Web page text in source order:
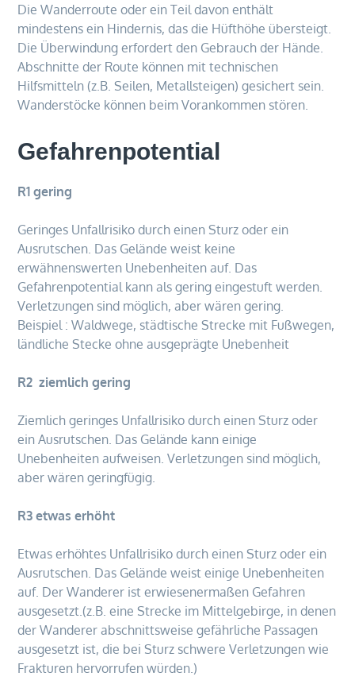
Die Wanderroute oder ein Teil davon enthält
mindestens ein Hindernis, das die Hüfthöhe übersteigt.
Die Überwindung erfordert den Gebrauch der Hände.
Abschnitte der Route können mit technischen
Hilfsmitteln (z.B. Seilen, Metallsteigen) gesichert sein.
Wanderstöcke können beim Vorankommen stören.
Gefahrenpotential
R1 gering
Geringes Unfallrisiko durch einen Sturz oder ein
Ausrutschen. Das Gelände weist keine
erwähnenswerten Unebenheiten auf. Das
Gefahrenpotential kann als gering eingestuft werden.
Verletzungen sind möglich, aber wären gering.
Beispiel : Waldwege, städtische Strecke mit Fußwegen,
ländliche Stecke ohne ausgeprägte Unebenheit
R2 ziemlich gering
Ziemlich geringes Unfallrisiko durch einen Sturz oder
ein Ausrutschen. Das Gelände kann einige
Unebenheiten aufweisen. Verletzungen sind möglich,
aber wären geringfügig.
R3 etwas erhöht
Etwas erhöhtes Unfallrisiko durch einen Sturz oder ein
Ausrutschen. Das Gelände weist einige Unebenheiten
auf. Der Wanderer ist erwiesenermaßen Gefahren
ausgesetzt.(z.B. eine Strecke im Mittelgebirge, in denen
der Wanderer abschnittsweise gefährliche Passagen
ausgesetzt ist, die bei Sturz schwere Verletzungen wie
Frakturen hervorrufen würden.)